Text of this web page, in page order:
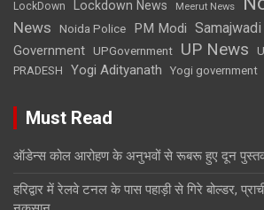
LockDown Lockdown News Meerut News
News
Noida Police PM Modi
Government UPGovernment UP News
PRADESH
Yogi Adityanath Yogi government
Must Read
ऑडेन्स कोल आरोहण के अनुभवों से रूबरू हुए दून
हरिद्वार में रेलवे टनल के पास पहाड़ी से गिरे बोल्डर,